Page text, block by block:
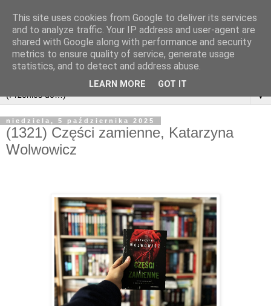
▼
niedziela, 5 października 2025
(1321) Części zamienne, Katarzyna
Wolwowicz
This site uses cookies from Google to deliver its services
and to analyze traffic. Your IP address and user-agent are
shared with Google along with performance and security
metrics to ensure quality of service, generate usage
statistics, and to detect and address abuse.
LEARN MORE GOT IT